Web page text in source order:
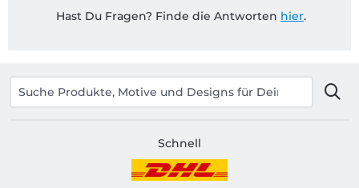
Hast Du Fragen? Finde die Antworten hier.
Schnell